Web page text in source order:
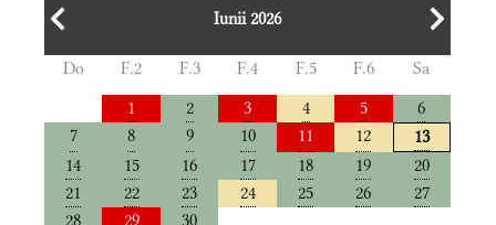
Iunii 2026
Do F.2 F.3 F.4 F.5 F.6
Sa
1
2 3 4 5
6
7
8 9 10 11 12
13
14
15 16 17 18 19
20
21
22 23 24 25 26
27
28
29 30